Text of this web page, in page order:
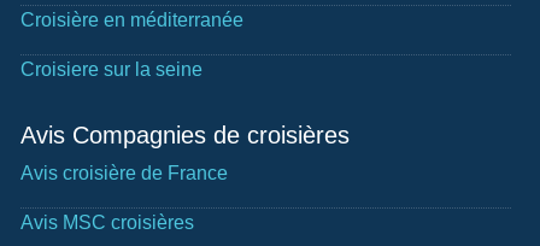
Croisière en méditerranée
Croisiere sur la seine
Avis Compagnies de croisières
Avis croisière de France
Avis MSC croisières